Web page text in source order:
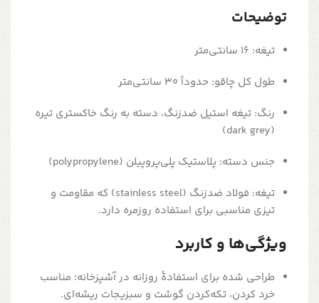
توضیحات
تیغه: 16 سانتی‌متر
طول کل چاقو: حدوداً 30 سانتی‌متر
رنگ: تیغه استیل ضدزنگ، دسته به رنگ خاکستری تیره
(dark grey)
جنس دسته: پلاستیک پلی‌پروپیلن (polypropylene)
تیغه: فولاد ضدزنگ (stainless steel) که مقاومت و
تیزی مناسبی برای استفاده روزمره دارد.
ویژگی‌ها و کاربرد
طراحی شده برای استفادهٔ روزانه در آشپزخانه؛ مناسب
خرد کردن، تکه‌کردن گوشت و سبزیجات ریشه‌ای.